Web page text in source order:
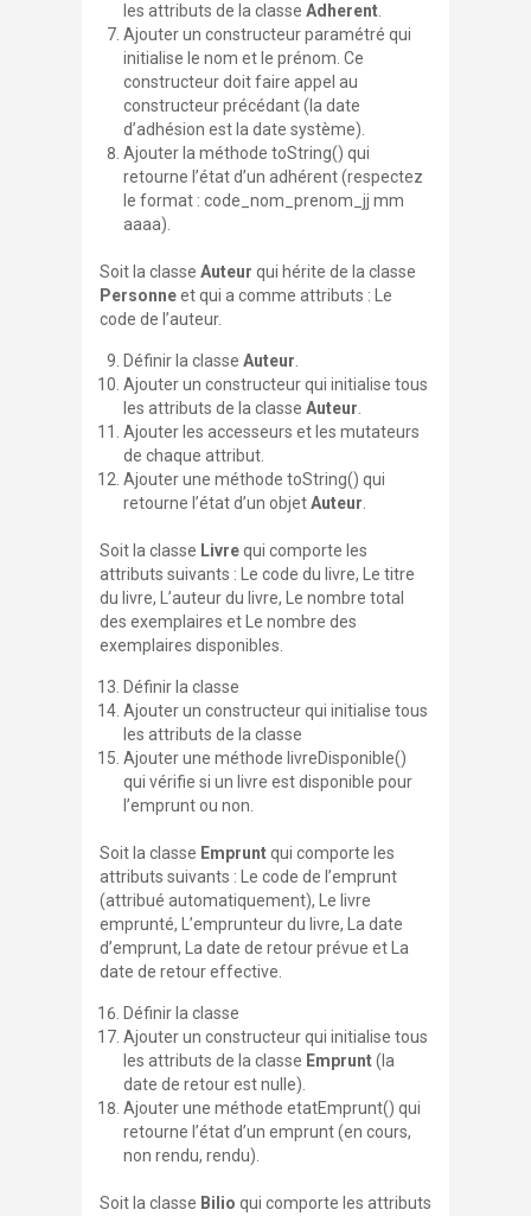
les attributs de la classe Adherent
Ajouter un constructeur paramétré qui
initialise le nom et le prénom. Ce
constructeur doit faire appel au
constructeur précédant (la date
d’adhésion est la date système).
Ajouter la méthode toString() qui
retourne l’état d’un adhérent (respectez
le format : code_nom_prenom_jj mm
aaaa).
Soit la classe Auteur qui hérite de la classe
Personneet qui a comme attributs : Le
code de l’auteur.
Définir la classe Auteur
Ajouter un constructeur qui initialise tous
les attributs de la classe Auteur
Ajouter les accesseurs et les mutateurs
de chaque attribut.
Ajouter une méthode toString() qui
retourne l’état d’un objetAuteur
Soit la classe Livrequi comporte les
attributs suivants : Le code du livre, Le titre
du livre, L’auteur du livre, Le nombre total
des exemplaires et Le nombre des
exemplaires disponibles.
Définir la classe
Ajouter un constructeur qui initialise tous
les attributs de la classe
Ajouter une méthode livreDisponible()
qui vérifie si un livre est disponible pour
l’emprunt ou non.
Soit la classe Empruntqui comporte les
attributs suivants : Le code de l’emprunt
(attribué automatiquement), Le livre
emprunté, L’emprunteur du livre, La date
d’emprunt, La date de retour prévue et La
date de retour effective.
Définir la classe
Ajouter un constructeur qui initialise tous
les attributs de la classe Emprunt(la
date de retour est nulle).
Ajouter une méthode etatEmprunt() qui
retourne l’état d’un emprunt (en cours,
non rendu, rendu).
Soit la classe Bilio qui comporte les attributs